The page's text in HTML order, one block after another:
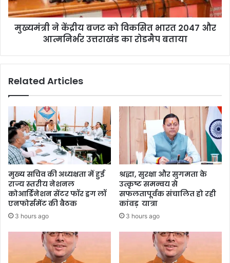
मुख्यमंत्री ने केंद्रीय बजट को विकसित भारत 2047 और
आत्मनिर्भर उत्तराखंड का रोडमैप बताया
Related Articles
मुख्य सचिव की अध्यक्षता में हुई
राज्य स्तरीय नेशनल
कोआर्डिनेशन सेंटर फॉर ड्रग लॉ
एनफोर्समेंट की बैठक
3 hours ago
श्रद्धा, सुरक्षा और सुगमता के
उत्कृष्ट समन्वय से
सफलतापूर्वक संचालित हो रही
कांवड़ यात्रा
3 hours ago